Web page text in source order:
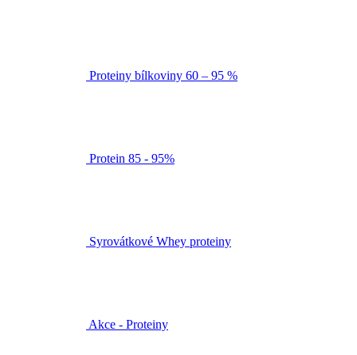
Proteiny bílkoviny 60 – 95 %
Protein 85 - 95%
Syrovátkové Whey proteiny
Akce - Proteiny